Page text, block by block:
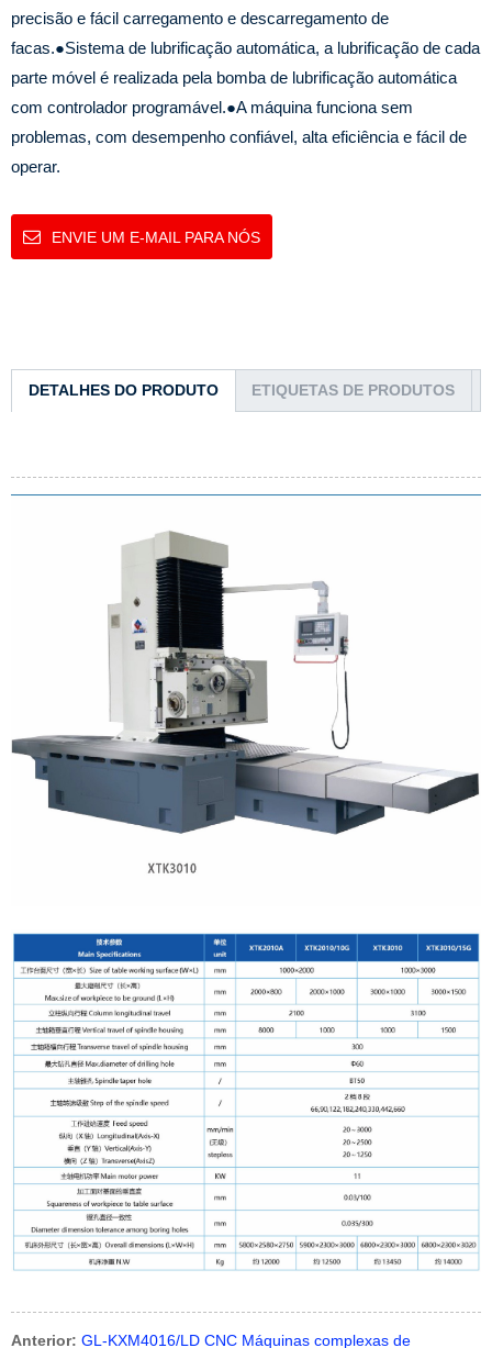
precisão e fácil carregamento e descarregamento de
facas.●Sistema de lubrificação automática, a lubrificação de cada
parte móvel é realizada pela bomba de lubrificação automática
com controlador programável.●A máquina funciona sem
problemas, com desempenho confiável, alta eficiência e fácil de
operar.
ENVIE UM E-MAIL PARA NÓS
DETALHES DO PRODUTO ETIQUETAS DE PRODUTOS
Anterior: GL-KXM4016/LD CNC Máquinas complexas de